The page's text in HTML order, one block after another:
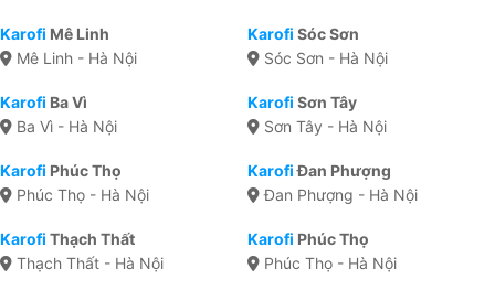
Karofi Mê Linh
Mê Linh - Hà Nội
Karofi Sóc Sơn
Sóc Sơn - Hà Nội
Karofi Ba Vì
Ba Vì - Hà Nội
Karofi Sơn Tây
Sơn Tây - Hà Nội
Karofi Phúc Thọ
Phúc Thọ - Hà Nội
KarofiĐan Phượng
Đan Phượng - Hà Nội
Karofi Thạch Thất
Thạch Thất - Hà Nội
Karofi Phúc Thọ
Phúc Thọ - Hà Nội